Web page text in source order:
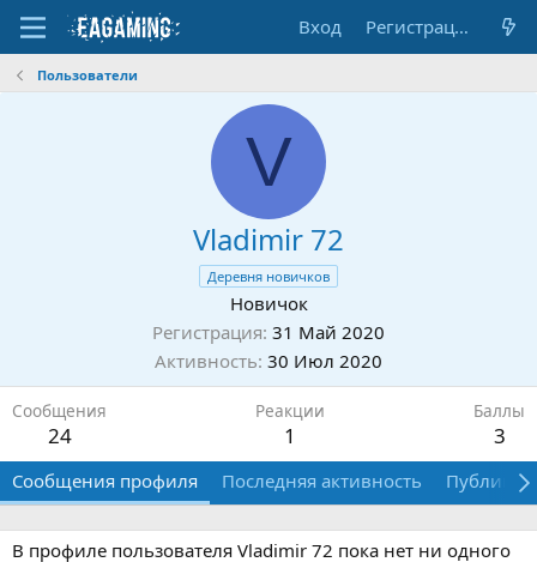
Вход Регистрация
Пользователи
V
Vladimir 72
Деревня новичков
Новичок
Регистрация 31 Май 2020
Активность 30 Июл 2020
Сообщения
24
Реакции
1
Баллы
3
Сообщения профиля Последняя активность
В профиле пользователя Vladimir 72 пока нет ни одного